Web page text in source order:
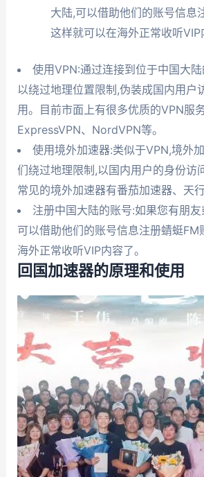
大陆,可以借助他们的账号信息
这样就可以在海外正常收听VIP
使用VPN:通过连接到位于中国大
以绕过地理位置限制,伪装成国内用户
用。目前市面上有很多优质的VPN服
ExpressVPN、NordVPN等。
使用境外加速器:类似于VPN,境外
们绕过地理限制,以国内用户的身份访
常见的境外加速器有番茄加速器、天行
注册中国大陆的账号:如果您有朋
可以借助他们的账号信息注册蜻蜓FM
海外正常收听VIP内容了。
回国加速器的原理和使用